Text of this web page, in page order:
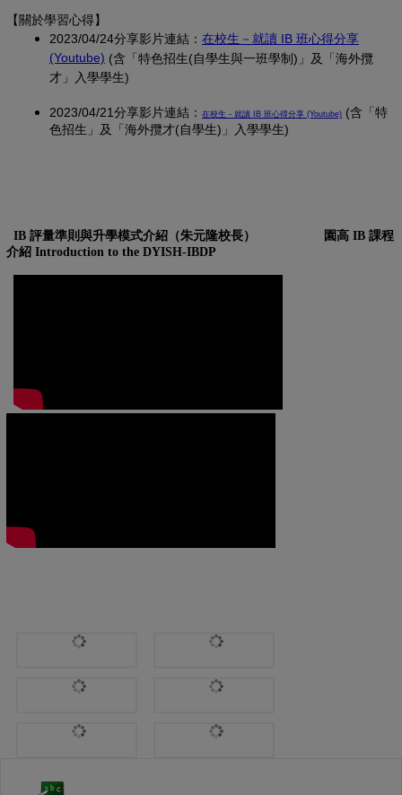
【關於學習心得】
2023/04/24分享影片連結： 在校生－就讀 IB 班心得分享
(Youtube) (另開新視窗)
(含「特色招生(自學生與一班學制)」及「海外攬
才」入學學生)
2023/04/21分享影片連結： 在校生－就讀 IB 班心得分享 (Youtube) (另開新視窗)
(含「特
色招生」及「海外攬才(自學生)」入學學生)
IB 評量準則與升學模式介紹（朱元隆校長）
園高 IB 課程
介紹 Introduction to the DYISH-IBDP